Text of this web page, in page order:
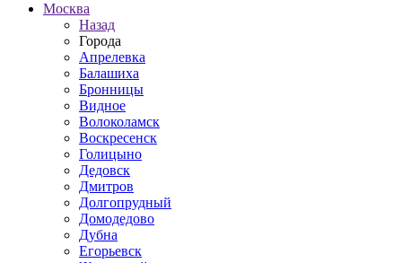
Москва
Назад
Города
Апрелевка
Балашиха
Бронницы
Видное
Волоколамск
Воскресенск
Голицыно
Дедовск
Дмитров
Долгопрудный
Домодедово
Дубна
Егорьевск